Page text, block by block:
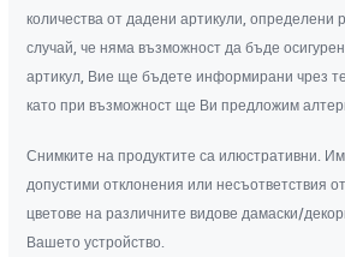
количества от дадени артикули, определени
случай, че няма възможност да бъде
артикул, Вие ще бъдете информирани чрез
като при възможност ще Ви предложим
Снимките на продуктите са илюстративни.
допустими отклонения или несъответствия
цветове на различните видове дамаски/
Вашето устройство.